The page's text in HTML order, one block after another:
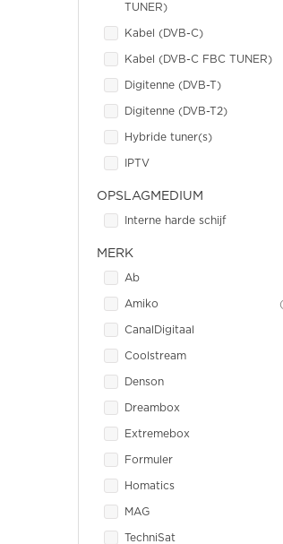
TUNER)
Kabel (DVB-C)
Kabel (DVB-C FBC TUNER)
Digitenne (DVB-T)
Digitenne (DVB-T2)
Hybride tuner(s)
IPTV
OPSLAGMEDIUM
Interne harde schijf
MERK
Ab
Amiko
CanalDigitaal
Coolstream
Denson
Dreambox
Extremebox
Formuler
Homatics
MAG
TechniSat